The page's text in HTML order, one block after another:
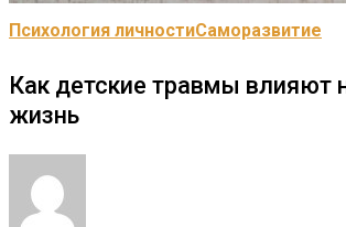
Психология личностиСаморазвитие
Как детские травмы влияют
жизнь